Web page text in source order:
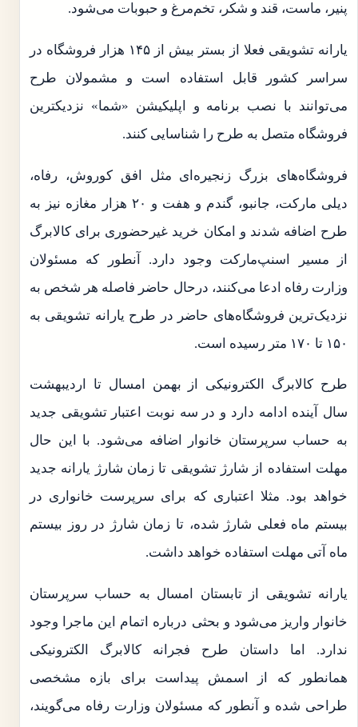
پنیر، ماست، قند و شکر، تخم‌مرغ و حبوبات می‌شود.
یارانه تشویقی فعلا از بستر بیش از ۱۴۵ هزار فروشگاه در
سراسر کشور قابل استفاده است و مشمولان طرح
می‌توانند با نصب برنامه و اپلیکیشن «شما» نزدیکترین
فروشگاه متصل به طرح را شناسایی کنند.
فروشگاه‌های بزرگ زنجیره‌ای مثل افق کوروش، رفاه،
دیلی مارکت، جانبو، گندم و هفت و ۲۰ هزار مغازه نیز به
طرح اضافه شدند و امکان خرید غیرحضوری برای کالابرگ
از مسیر اسنپ‌مارکت وجود دارد. آنطور که مسئولان
وزارت رفاه ادعا می‌کنند، درحال حاضر فاصله هر شخص به
نزدیک‌ترین فروشگاه‌های حاضر در طرح یارانه تشویقی به
۱۵۰ تا ۱۷۰ متر رسیده است.
طرح کالابرگ الکترونیکی از بهمن امسال تا اردیبهشت
سال آینده ادامه دارد و در سه نوبت اعتبار تشویقی جدید
به حساب سرپرستان خانوار اضافه می‌شود. با این حال
مهلت استفاده از شارژ تشویقی تا زمان شارژ یارانه جدید
خواهد بود. مثلا اعتباری که برای سرپرست خانواری در
بیستم ماه فعلی شارژ شده، تا زمان شارژ در روز بیستم
ماه آتی مهلت استفاده خواهد داشت.
یارانه تشویقی از تابستان امسال به حساب سرپرستان
خانوار واریز می‌شود و بحثی درباره اتمام این ماجرا وجود
ندارد. اما داستان طرح فجرانه کالابرگ الکترونیکی
همانطور که از اسمش پیداست برای بازه مشخصی
طراحی شده و آنطور که مسئولان وزارت رفاه می‌گویند،